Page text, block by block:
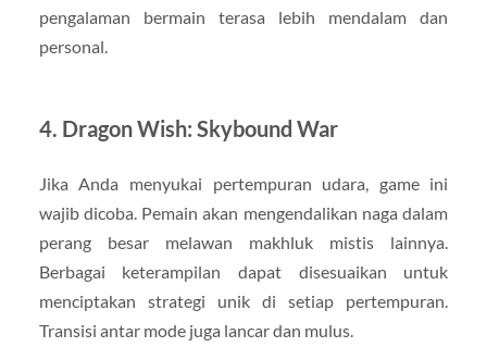
pengalaman bermain terasa lebih mendalam dan
personal.
4. Dragon Wish: Skybound War
Jika Anda menyukai pertempuran udara, game ini
wajib dicoba. Pemain akan mengendalikan naga dalam
perang besar melawan makhluk mistis lainnya.
Berbagai keterampilan dapat disesuaikan untuk
menciptakan strategi unik di setiap pertempuran.
Transisi antar mode juga lancar dan mulus.